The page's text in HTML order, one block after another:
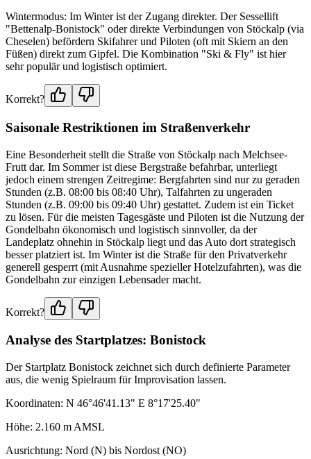
Wintermodus: Im Winter ist der Zugang direkter. Der Sessellift
"Bettenalp-Bonistock" oder direkte Verbindungen von Stöckalp (via
Cheselen) befördern Skifahrer und Piloten (oft mit Skiern an den
Füßen) direkt zum Gipfel. Die Kombination "Ski & Fly" ist hier
sehr populär und logistisch optimiert.
Korrekt?
Saisonale Restriktionen im Straßenverkehr
Eine Besonderheit stellt die Straße von Stöckalp nach Melchsee-
Frutt dar. Im Sommer ist diese Bergstraße befahrbar, unterliegt
jedoch einem strengen Zeitregime: Bergfahrten sind nur zu geraden
Stunden (z.B. 08:00 bis 08:40 Uhr), Talfahrten zu ungeraden
Stunden (z.B. 09:00 bis 09:40 Uhr) gestattet. Zudem ist ein Ticket
zu lösen. Für die meisten Tagesgäste und Piloten ist die Nutzung der
Gondelbahn ökonomisch und logistisch sinnvoller, da der
Landeplatz ohnehin in Stöckalp liegt und das Auto dort strategisch
besser platziert ist. Im Winter ist die Straße für den Privatverkehr
generell gesperrt (mit Ausnahme spezieller Hotelzufahrten), was die
Gondelbahn zur einzigen Lebensader macht.
Korrekt?
Analyse des Startplatzes: Bonistock
Der Startplatz Bonistock zeichnet sich durch definierte Parameter
aus, die wenig Spielraum für Improvisation lassen.
Koordinaten: N 46°46'41.13" E 8°17'25.40"
Höhe: 2.160 m AMSL
Ausrichtung: Nord (N) bis Nordost (NO)